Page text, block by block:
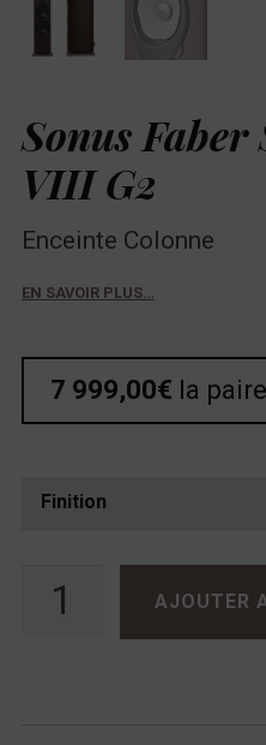
Sonus Faber
VIII G2
Enceinte Colonne
EN SAVOIR PLUS…
7 999,00€ la paire
Finition
AJOUTER